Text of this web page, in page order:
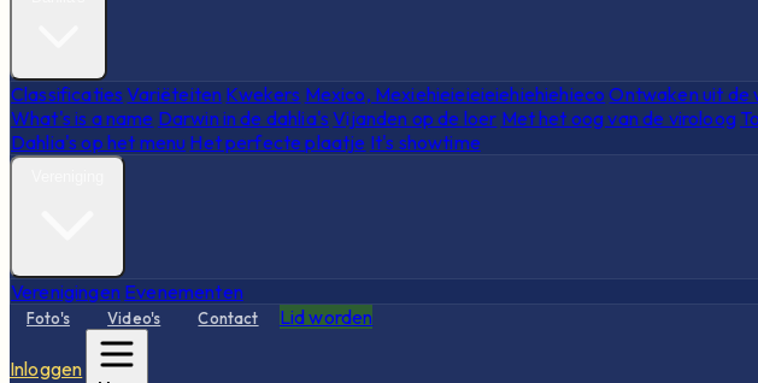
Classificaties Variëteiten Kwekers Mexico, Mexiehieieieieiehiehiehieco Ontwaken uit de
What's is a name Darwin in de dahlia's Vijanden op de loer Met het oog van de viroloog
Dahlia's op het menu Het perfecte plaatje It's showtime
Verenigingen Evenementen
Foto's Video's Contact Lid worden
Inloggen